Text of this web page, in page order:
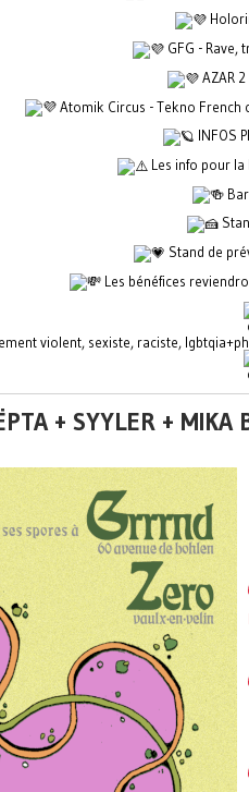
GFG - Rave,
AZAR 2
Atomik Circus - Tekno French
INFOS
Les info pour
Bar
Stand de
Les bénéfices
violent, sexiste, raciste,
+ SYYLER + MIKA